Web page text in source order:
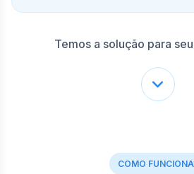
Temos a solução para
COMO